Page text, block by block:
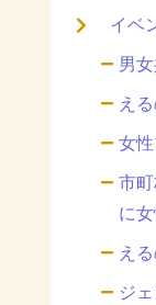
イベ
男
え
女
市
に女
え
ジ